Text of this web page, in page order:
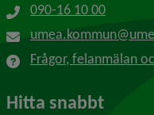
090-16 10 00
Frågor, felanmälan
Hitta snabbt